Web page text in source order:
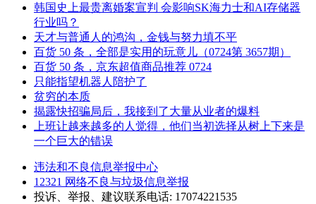
韩国史上最贵离婚案宣判 会影响SK海力士和AI存储器
行业吗？
天才与普通人的鸿沟，金钱与努力填不平
百货 50 条，全部是实用的玩意儿（0724第 3657期）
百货 50 条，京东超值商品推荐 0724
只能指望机器人陪护了
贫穷的本质
揭露快招骗局后，我接到了大量从业者的爆料
上班让越来越多的人觉得，他们当初选择从树上下来是
一个巨大的错误
违法和不良信息举报中心
12321 网络不良与垃圾信息举报
投诉、举报、建议联系电话: 17074221535